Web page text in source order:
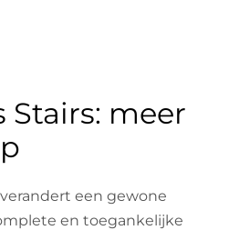
Stairs: meer
een gewone
en toegankelijke